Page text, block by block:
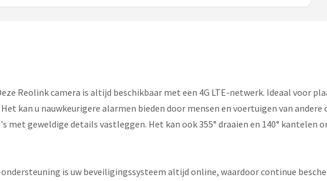
Reolink camera is altijd beschikbaar met een 4G LTE-netwerk. Ideaal voor
kan u nauwkeurigere alarmen bieden door mensen en voertuigen van andere
met geweldige details vastleggen. Het kan ook 355° draaien en 140° kantelen
ondersteuning is uw beveiligingssysteem altijd online, waardoor continue